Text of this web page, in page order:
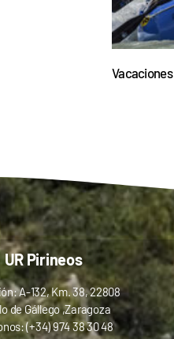
UR Pirineos
A-132, Km. 38, 22808
de Gállego ,Zaragoza
(+34) 974 38 30 48